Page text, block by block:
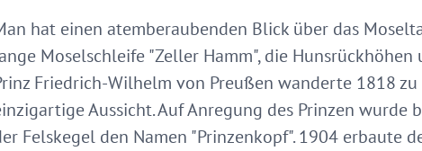
hat einen atemberaubenden Blick über das
Moselschleife "Zeller Hamm", die
Friedrich-Wilhelm von Preußen wanderte 1818
Aussicht. Auf Anregung des Prinzen
Felskegel den Namen "Prinzenkopf". 1904 erbaute